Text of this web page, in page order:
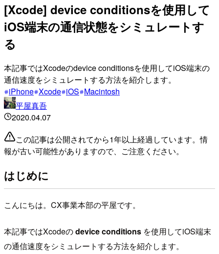
[Xcode] device conditionsを使用して
iOS端末の通信状態をシミュレートす
る
本記事ではXcodeのdevice conditionsを使用してiOS端末の
通信速度をシミュレートする方法を紹介します。
iPhone Xcode iOS Macintosh
平屋真吾
2020.04.07
この記事は公開されてから1年以上経過しています。情
報が古い可能性がありますので、ご注意ください。
はじめに
こんにちは。CX事業本部の平屋です。
本記事ではXcodeのdevice conditions を使用してiOS端末
の通信速度をシミュレートする方法を紹介します。